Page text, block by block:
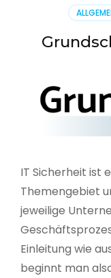
IT Sicherheit ist
Themengebiet
jeweilige
Einleitung wie
beginnt man